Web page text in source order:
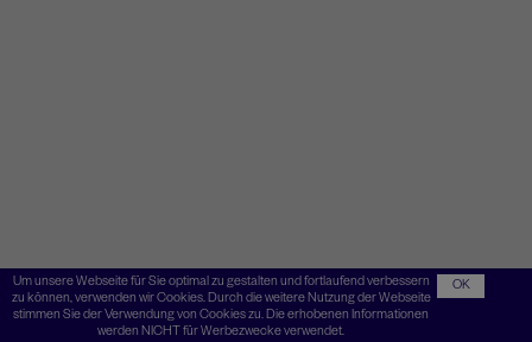
Um unsere Webseite für Sie optimal zu gestalten und fortlaufend verbessern
zu können, verwenden wir Cookies. Durch die weitere Nutzung der Webseite
stimmen Sie der Verwendung von Cookies zu. Die erhobenen Informationen
werden NICHT für Werbezwecke verwendet.
OK